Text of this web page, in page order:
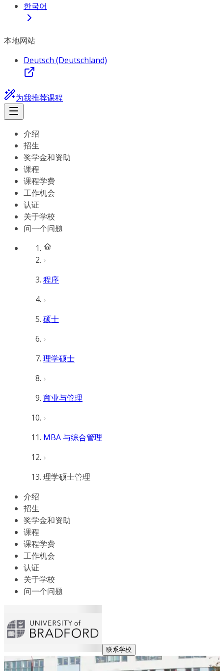
한국어
本地网站
Deutsch (Deutschland)
为我推荐课程
介绍
招生
奖学金和资助
课程
课程学费
工作机会
认证
关于学校
问一个问题
程序
硕士
理学硕士
商业与管理
MBA 与综合管理
理学硕士管理
介绍
招生
奖学金和资助
课程
课程学费
工作机会
认证
关于学校
问一个问题
联系学校